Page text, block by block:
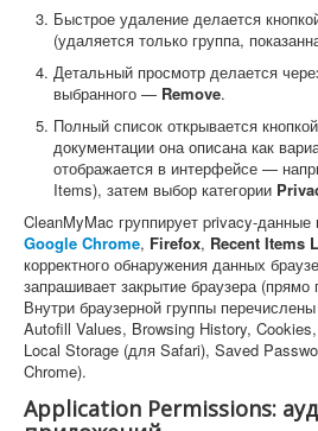
Быстрое удаление делается
(удаляется только группа,
Детальный просмотр делается
выбранного — Remove.
Полный список открывается
документации она описана как
отображается в интерфейсе —
Items), затем выбор категории
CleanMyMac группирует privacy-данные
Google Chrome, Firefox, Recent Items
корректного обнаружения данных
запрашивает закрытие браузера
Внутри браузерной группы
Autofill Values, Browsing History,
Local Storage (для Safari), Saved
Chrome).
Application Permissions: